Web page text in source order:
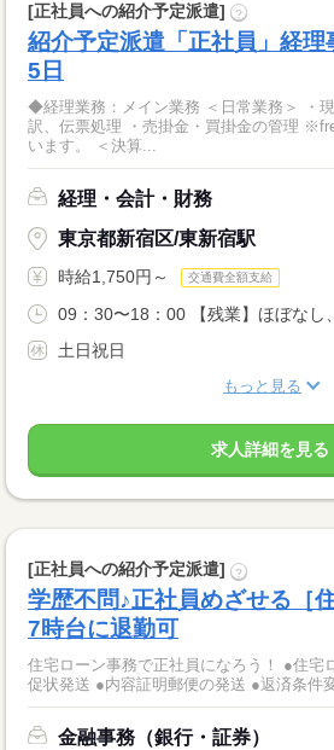
[正社員への紹介予定派遣] ?
紹介予定派遣「正社員」経
5日
◆経理業務：メイン業務 ＜日常業務＞ ・
訳、伝票処理 ・売掛金・買掛金の管理
います。 ＜決算...
経理・会計・財務
東京都新宿区/東新宿駅
時給1,750円～ 交通費全額支給
09：30〜18：00 【残業】ほぼなし
土日祝日
もっと見る
求人詳細を見る
[正社員への紹介予定派遣] ?
学歴不問♪正社員めざせる［
7時台に退勤可
住宅ローン事務で正社員になろう！ ●住宅ローン債権の電話連絡 ●督
促状発送 ●内容証明郵便の発送 ●返済条件
金融事務（銀行・証券）